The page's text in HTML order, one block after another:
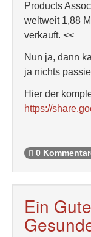
Products
weltweit 1,88
verkauft. <<
Nun ja, dann
ja nichts
Hier der
https://
0
Ein